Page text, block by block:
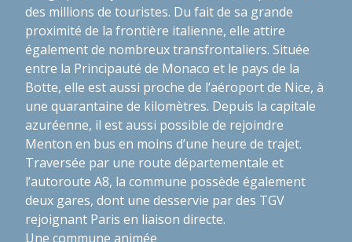
des millions de touristes. Du fait de sa grande
proximité de la frontière italienne, elle attire
également de nombreux transfrontaliers. Située
entre la Principauté de Monaco et le pays de la
Botte, elle est aussi proche de l’aéroport de Nice, à
une quarantaine de kilomètres. Depuis la capitale
azuréenne, il est aussi possible de rejoindre
Menton en bus en moins d’une heure de trajet.
Traversée par une route départementale et
l’autoroute A8, la commune possède également
deux gares, dont une desservie par des TGV
rejoignant Paris en liaison directe.
Une commune animée